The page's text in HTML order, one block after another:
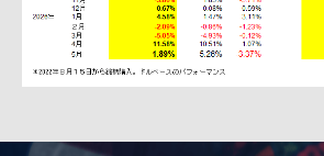
もう一つはバリュエーション(割
ュエーションとは、その成長はどれ
価に織り込んでいて、どれぐらい
しまうと、いつか終わりは来ます